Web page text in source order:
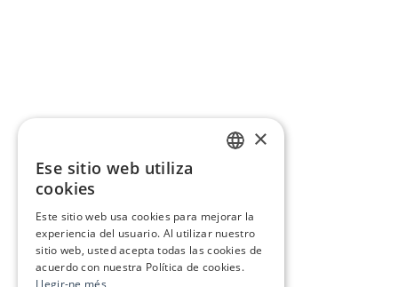
×
Ese sitio web utiliza
cookies
Este sitio web usa cookies para mejorar la
experiencia del usuario. Al utilizar nuestro
sitio web, usted acepta todas las cookies de
acuerdo con nuestra Política de cookies.
Llegir-ne més